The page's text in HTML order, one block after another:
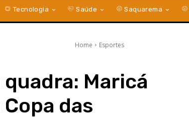
Tecnologia Saúde Saquarema
Home Esportes
Maricá
das